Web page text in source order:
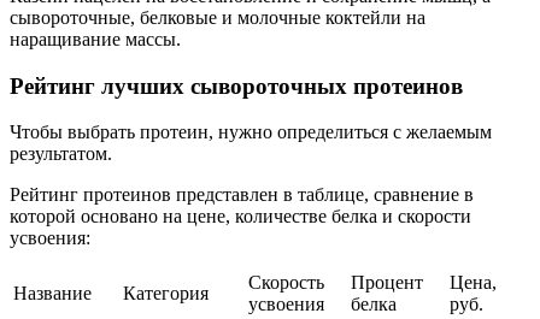
сывороточные, белковые и молочные коктейли на
наращивание массы.
Рейтинг лучших сывороточных протеинов
Чтобы выбрать протеин, нужно определиться с желаемым
результатом.
Рейтинг протеинов представлен в таблице, сравнение в
которой основано на цене, количестве белка и скорости
усвоения:
Название Категория
Скорость
усвоения
Процент
белка
Цена,
руб.